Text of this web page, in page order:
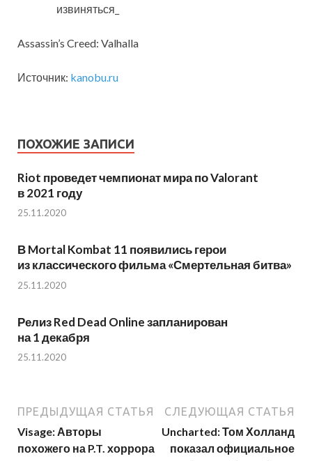
извиняться_
Assassin’s Creed: Valhalla
Источник: kanobu.ru
ПОХОЖИЕ ЗАПИСИ
Riot проведет чемпионат мира по Valorant
в 2021 году
25.11.2020
В Mortal Kombat 11 появились герои
из классического фильма «Смертельная битва»
25.11.2020
Релиз Red Dead Online запланирован
на 1 декабря
25.11.2020
ПРЕДЫДУЩАЯ СТАТЬЯ
Visage: Авторы
похожего на P.T. хоррора
СЛЕДУЮЩАЯ СТАТЬЯ
Uncharted: Том Холланд
показал официальное